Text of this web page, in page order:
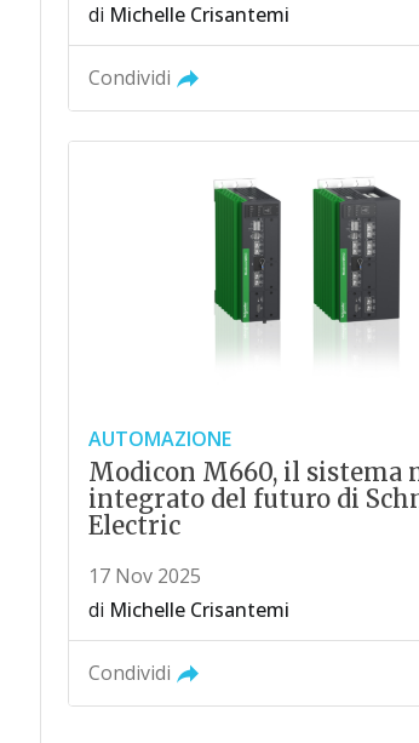
di Michelle Crisantemi
Condividi
AUTOMAZIONE
Modicon M660, il sistema
integrato del futuro di
Electric
17 Nov 2025
di Michelle Crisantemi
Condividi